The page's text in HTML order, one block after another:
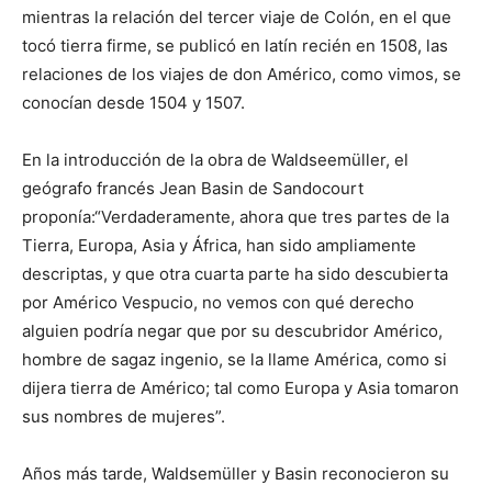
mientras la relación del tercer viaje de Colón, en el que
tocó tierra firme, se publicó en latín recién en 1508, las
relaciones de los viajes de don Américo, como vimos, se
conocían desde 1504 y 1507.
En la introducción de la obra de Waldseemüller, el
geógrafo francés Jean Basin de Sandocourt
proponía:“Verdaderamente, ahora que tres partes de la
Tierra, Europa, Asia y África, han sido ampliamente
descriptas, y que otra cuarta parte ha sido descubierta
por Américo Vespucio, no vemos con qué derecho
alguien podría negar que por su descubridor Américo,
hombre de sagaz ingenio, se la llame América, como si
dijera tierra de Américo; tal como Europa y Asia tomaron
sus nombres de mujeres”.
Años más tarde, Waldsemüller y Basin reconocieron su